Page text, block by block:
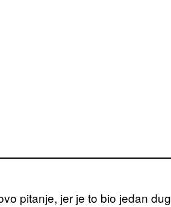
pitanje, jer je to bio jedan dug